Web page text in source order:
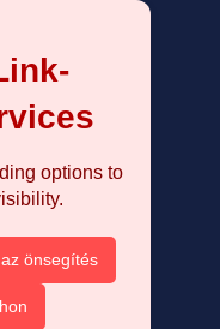
options to
önsegítés